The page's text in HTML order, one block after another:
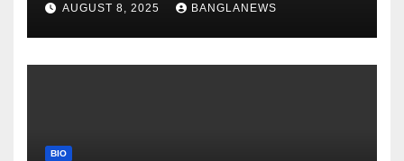
AUGUST 8, 2025 BANGLANEWS
BIO